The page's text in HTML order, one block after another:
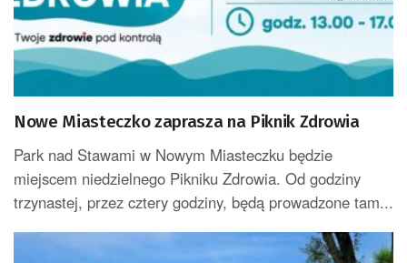
Nowe Miasteczko zaprasza na Piknik Zdrowia
Park nad Stawami w Nowym Miasteczku będzie
miejscem niedzielnego Pikniku Zdrowia. Od godziny
trzynastej, przez cztery godziny, będą prowadzone tam...